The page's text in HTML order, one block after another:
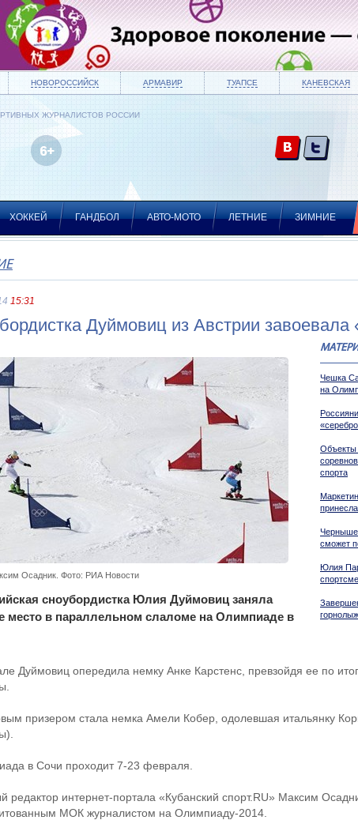
НОВОРОССИЙСК АРМАВИР ТУАПСЕ КАНЕВСКАЯ
ЖУРНАЛИСТОВ РОССИИ
ХОККЕЙ ГАНДБОЛ АВТО-МОТО ЛЕТНИЕ ЗИМНИЕ
15:31
Дуймовиц из Австрии
Чешка
на
Объекты
спорта
сможет
Юлия
Осадник. Фото: РИА Новости
сноубордистка Юлия Дуймовиц заняла
место в параллельном слаломе на Олимпиаде в
Дуймовиц опередила немку Анке Карстенс, превзойдя ее по
призером стала немка Амели Кобер, одолевшая итальянку
в Сочи проходит 7-23 февраля.
редактор интернет-портала «Кубанский спорт.RU» Максим
МОК журналистом на Олимпиаду-2014.